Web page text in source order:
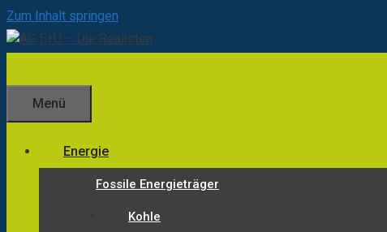
Zum Inhalt springen
Menü
Energie
Fossile Energieträger
Kohle